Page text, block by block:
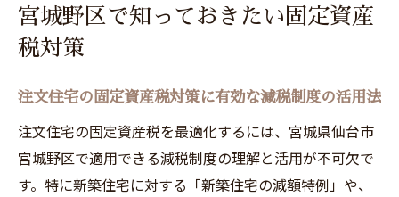
宮城野区で知っておきたい固定資産
税対策
注文住宅の固定資産税対策に有効な減税制度の活用法
注文住宅の固定資産税を最適化するには、宮城県仙台市
宮城野区で適用できる減税制度の理解と活用が不可欠で
す。特に新築住宅に対する「新築住宅の減額特例」や、